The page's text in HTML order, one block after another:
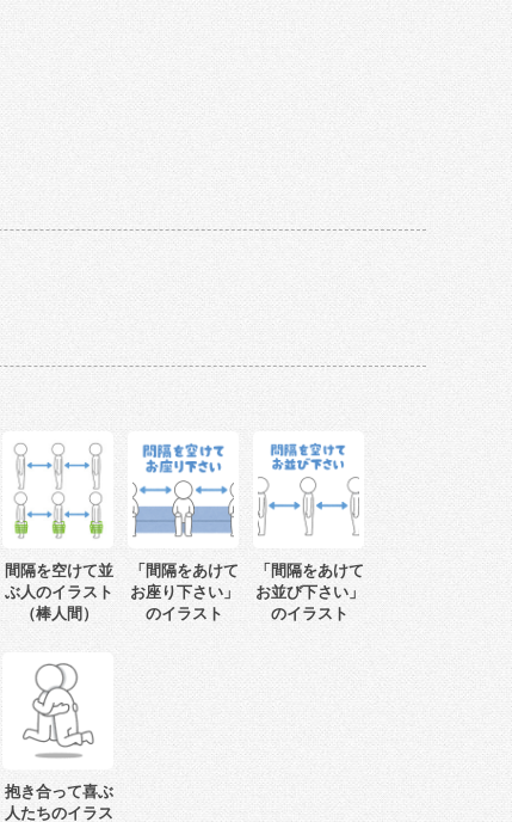
間隔を空けて並
ぶ人のイラスト
（棒人間）
「間隔をあけて
お座り下さい」
のイラスト
「間隔をあけて
お並び下さい」
のイラスト
抱き合って喜ぶ
人たちのイラス